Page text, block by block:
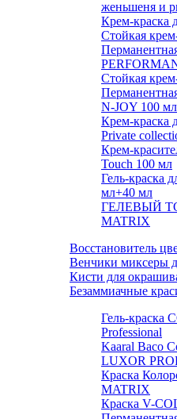
женьшеня и
Крем-краска
Стойкая
Стойкая
N-JOY 100
Крем-краска
Private
Крем-
Touch 100 мл
Гель-краска
мл+40 мл
ГЕЛЕВЫЙ
MATRIX
Восстановитель
Венчики миксеры
Кисти для
Безаммиачные
Гель-краска
Professional
Kaaral Baco
LUXOR
Краска
MATRIX
Краска V-